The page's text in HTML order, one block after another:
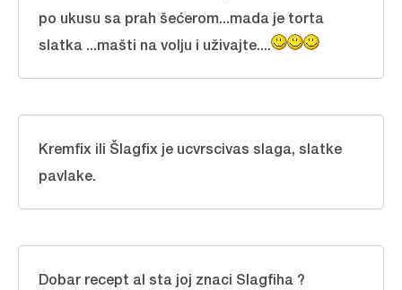
po ukusu sa prah šećerom...mada je torta
slatka ...mašti na volju i uživajte....
Kremfix ili Šlagfix je ucvrscivas slaga, slatke
pavlake.
Dobar recept al sta joj znaci Slagfiha ?